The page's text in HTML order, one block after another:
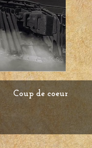
Coup de coeur